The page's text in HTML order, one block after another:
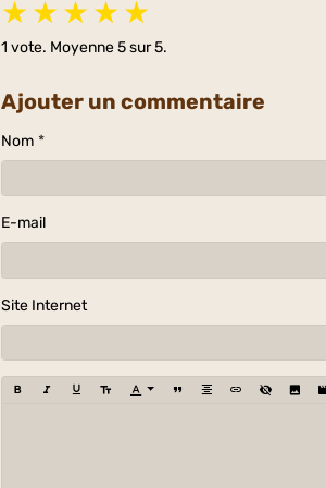
★ ★ ★ ★ ★
1 vote. Moyenne5sur 5.
Ajouter un commentaire
Nom
E-mail
Site Internet